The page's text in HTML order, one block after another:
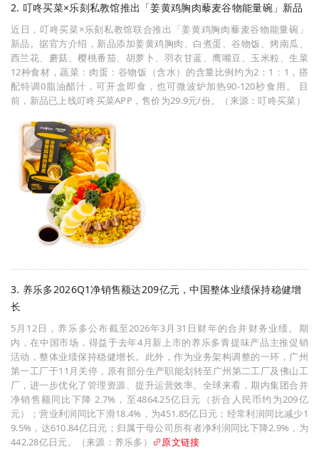
2. 叮咚买菜×乐刻私教馆推出「姜黄鸡胸肉藜麦谷物能量碗」新品
近日，叮咚买菜×乐刻私教馆联合推出「姜黄鸡胸肉藜麦谷物能量碗」
新品。据官方介绍，新品添加姜黄鸡胸肉、白煮蛋、谷物饭、烤南瓜、
西兰花、蘑菇、樱桃番茄、胡萝卜、羽衣甘蓝、鹰嘴豆、玉米粒、生菜
12种食材，蔬菜：肉蛋：谷物饭（含水）的含量比例约为2：1：1，搭
配特调0脂油醋汁，可开盒即食，也可微波炉加热90-120秒食用。 目
前，新品已上线叮咚买菜APP，售价为29.9元/份。（来源：叮咚买菜）
3. 养乐多2026Q1净销售额达209亿元，中国整体业绩保持稳健增
长
5月12日，养乐多公布截至2026年3月31日财年的合并财务业绩。期
内，在中国市场，得益于去年4月新上市的养乐多青提味产品主推促销
活动，整体业绩保持稳健增长。此外，作为业务架构调整的一环，广州
第一工厂于11月关停，原有部分生产职能划转至广州第二工厂及佛山工
厂，进一步优化了管理资源、提升运营效率。全球来看，期内集团合并
净销售额同比下降 2.7%，至4864.25亿日元（折合人民币约为209亿
元）；营业利润同比下滑18.4%，为451.85亿日元；经常利润同比减少1
9.5%，达610.84亿日元；归属于母公司所有者净利润同比下降2.9%，为
442.28亿日元。（来源：养乐多）
原文链接